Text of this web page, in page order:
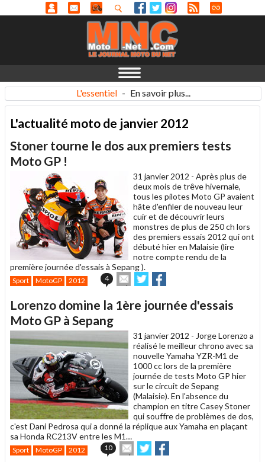
L'essentiel - En savoir plus...
L'actualité moto de janvier 2012
Stoner tourne le dos aux premiers tests
Moto GP !
31 janvier 2012 - Après plus de
deux mois de trêve hivernale,
tous les pilotes Moto GP avaient
hâte d'enfiler de nouveau leur
cuir et de découvrir leurs
monstres de plus de 250 ch lors
des premiers essais 2012 qui ont
débuté hier en Malaisie (lire
notre compte rendu de la
première journée d'essais à Sepang ).
Sport MotoGP 2012 4
Envoyer
cet
à
Partager
sur sur
Lorenzo domine la 1ère journée d'essais
Moto GP à Sepang
31 janvier 2012 - Jorge Lorenzo a
réalisé le meilleur chrono avec sa
nouvelle Yamaha YZR-M1 de
1000 cc lors de la première
journée de tests Moto GP hier
sur le circuit de Sepang
(Malaisie). En l'absence du
champion en titre Casey Stoner
qui souffre de problèmes de dos,
c'est Dani Pedrosa qui a donné la réplique aux Yamaha en plaçant
sa Honda RC213V entre les M1…
Sport MotoGP 2012 10
Envoyer
cet
Partager
sur sur